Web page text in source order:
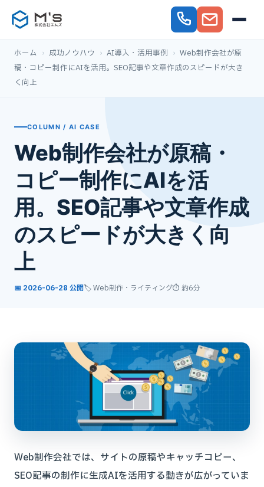
ホーム › 成功ノウハウ › AI導入・活用事例 › Web制作会社が原
稿・コピー制作にAIを活用。SEO記事や文章作成のスピードが大き
く向上
COLUMN / AI CASE
Web制作会社が原稿・
コピー制作にAIを活
用。SEO記事や文章作成
のスピードが大きく向
上
📅 2026-06-28 公開🏷️ Web制作・ライティング⏱ 約6分
Web制作会社では、サイトの原稿やキャッチコピー、
SEO記事の制作に生成AIを活用する動きが広がっていま